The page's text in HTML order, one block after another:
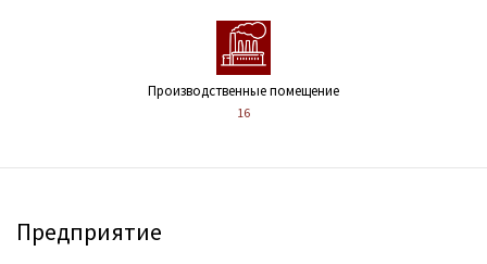
Производственные помещение
16
Предприятие